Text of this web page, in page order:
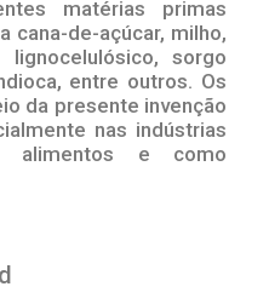
matérias primas
cana-de-açúcar, milho,
sorgo
entre outros. Os
da presente invenção
nas indústrias
alimentos e como